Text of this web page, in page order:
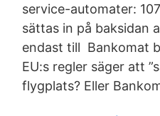
service-automater:
sättas in på baksidan
endast till Bankomat
EU:s regler säger att
flygplats? Eller